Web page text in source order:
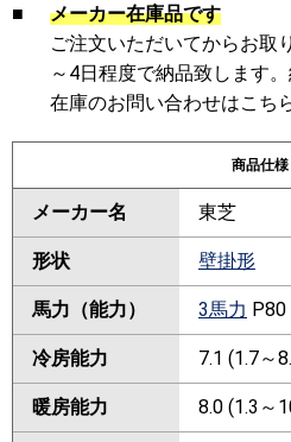
■
メーカー在庫品です
ご注文いただいてからお取
～4日程度で納品致します
在庫のお問い合わせはこち
商品仕様
メーカー名 東芝
形状 壁掛形
馬力（能力） 3馬力 P80
冷房能力 7.1 (1.7～
暖房能力 8.0 (1.3～